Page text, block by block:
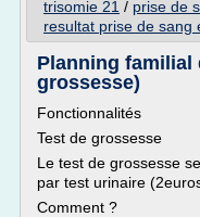
trisomie 21 / prise de
resultat prise de sang
Planning familial
grossesse)
Fonctionnalités
Test de grossesse
Le test de grossesse
par test urinaire
Comment ?